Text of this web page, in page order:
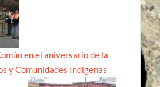
en el aniversario de la
y Comunidades Indígenas